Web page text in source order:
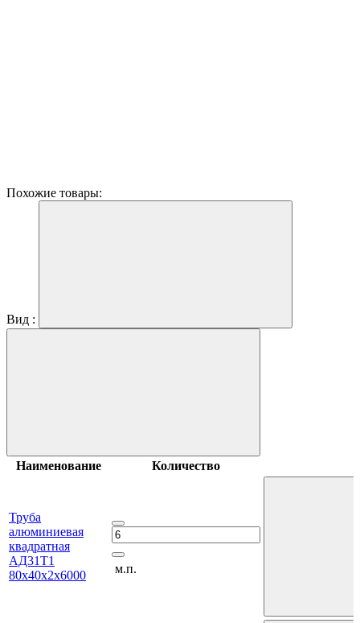
Похожие товары:
Вид :
Наименование Количество
Труба
алюминиевая
квадратная
АД31Т1
80х40х2х6000
м.п.